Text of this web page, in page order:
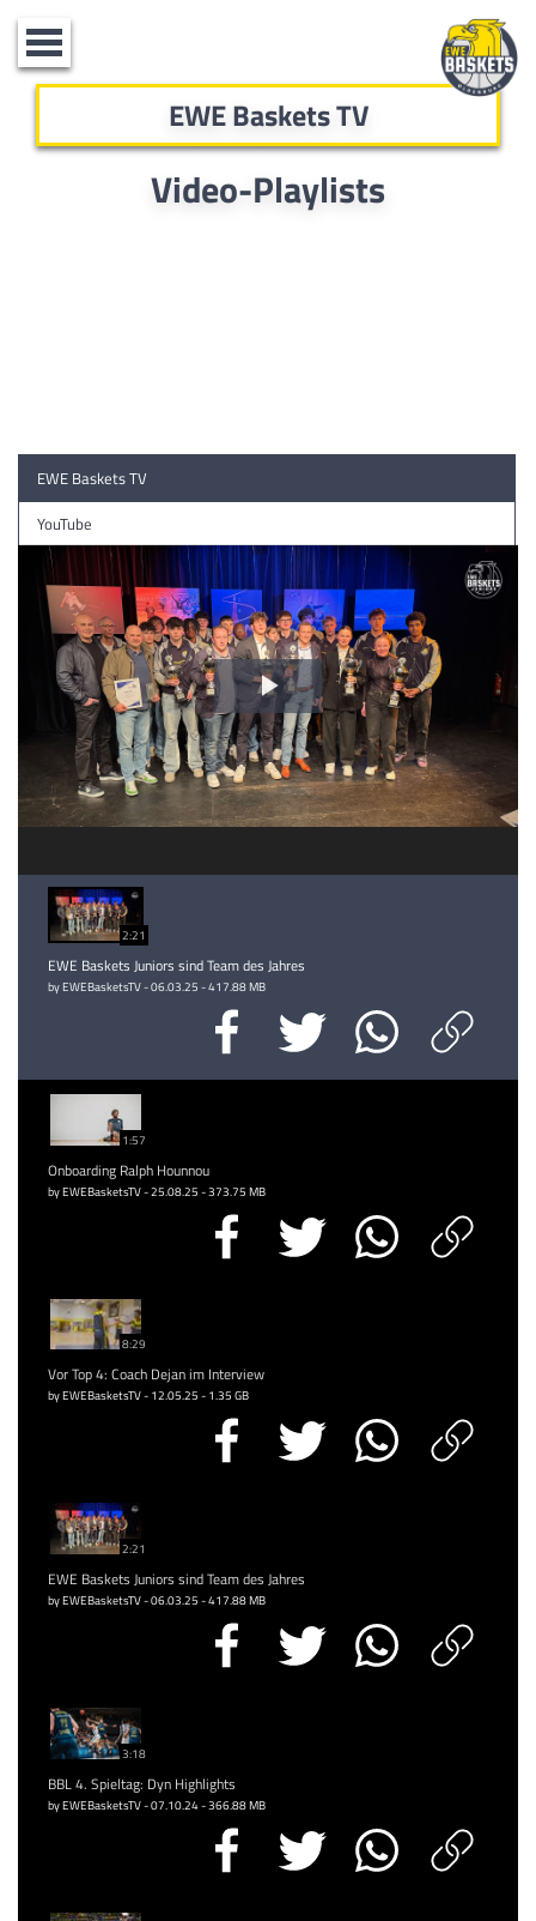
Toggle
navigation
EWE Baskets TV
Video-Playlists
EWE Baskets TV
YouTube
Video
abspielen
2:21
EWE Baskets Juniors sind Team des Jahres
by EWEBasketsTV - 06.03.25 - 417.88 MB
1:57
Onboarding Ralph Hounnou
by EWEBasketsTV - 25.08.25 - 373.75 MB
8:29
Vor Top 4: Coach Dejan im Interview
by EWEBasketsTV - 12.05.25 - 1.35 GB
2:21
EWE Baskets Juniors sind Team des Jahres
by EWEBasketsTV - 06.03.25 - 417.88 MB
3:18
BBL 4. Spieltag: Dyn Highlights
by EWEBasketsTV - 07.10.24 - 366.88 MB